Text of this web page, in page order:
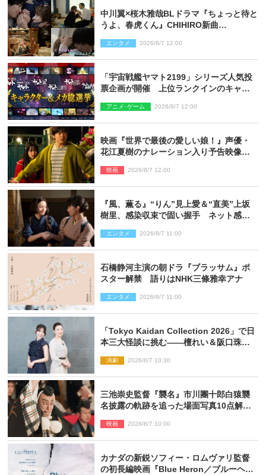
中川翼×桜木雅哉BLドラマ『ちょっと待と
うよ、春虎くん』CHIHIRO新曲
エンタメ 2026/8/7 12:00
「宇宙戦艦ヤマト2199」シリーズ人気投
票企画が開催 上位ランクインのキャラ
を制作
アニメ･ゲーム 2026/8/7 12:00
映画『世界で最後の愛しい娘！』声優・
花江夏樹のナレーション入り予告映像解
い！」
映画 2026/8/7 12:00
『風、薫る』“りん”見上愛＆“直美”上坂
樹里、感染収束で固い握手 ネット感動
エンタメ 2026/8/7 11:00
石橋静河主演の朝ドラ『ブラッサム』ポ
スター解禁 語りはNHK三條雅幸アナ
エンタメ 2026/8/7 11:00
「Tokyo Kaidan Collection 2026」で日
本三大怪談に挑む――檀れい＆阪口珠美
演劇 2026/8/7 10:30
三池崇史監督『襲名』市川團十郎白猿襲
名披露の軌跡を追った場面写真10点解
映画 2026/8/7 10:00
カナダの新鋭ソフィー・ロムヴァリ監督
の初長編映画『Blue Heron／ブルーヘロ